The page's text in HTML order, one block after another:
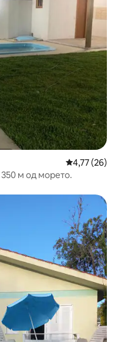
Просечна
4,77 (26)
м од морето.